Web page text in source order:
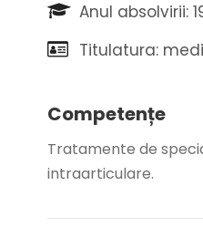
Anul absolvirii:
Titulatura:
Competențe
Tratamente de
intraarticulare.